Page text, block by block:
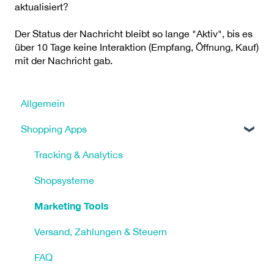
aktualisiert?
Der Status der Nachricht bleibt so lange "Aktiv", bis es
über 10 Tage keine Interaktion (Empfang, Öffnung, Kauf)
mit der Nachricht gab.
Allgemein
Shopping Apps
Tracking & Analytics
Shopsysteme
Marketing Tools
Versand, Zahlungen & Steuern
FAQ